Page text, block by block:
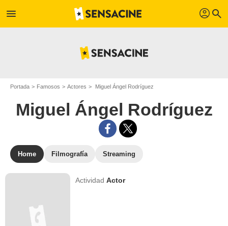
menu profil search
Portada Famosos Actores Miguel Ángel Rodríguez
Miguel Ángel Rodríguez
Home Filmografía Streaming
ActividadActor